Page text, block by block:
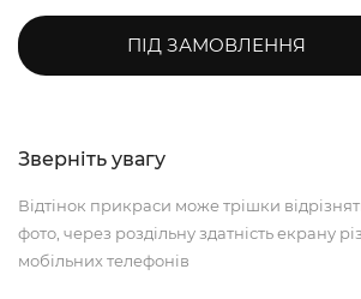
ПІД ЗАМОВЛЕННЯ
Зверніть увагу
Відтінок прикраси може трішки
фото, через роздільну здатність екрану
мобільних телефонів